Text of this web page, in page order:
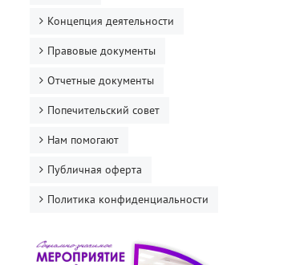
Концепция деятельности
Правовые документы
Отчетные документы
Попечительский совет
Нам помогают
Публичная оферта
Политика конфиденциальности